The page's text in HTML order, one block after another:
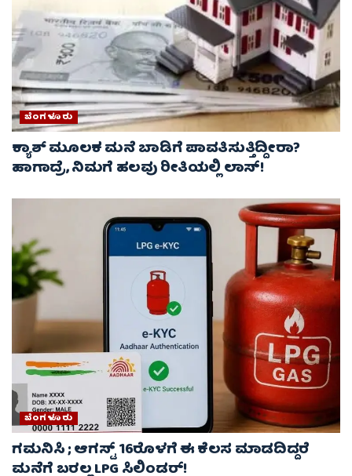
ಬೆಂಗಳೂರು
ಕ್ಯಾಶ್ ಮೂಲಕ ಮನೆ ಬಾಡಿಗೆ ಪಾವತಿಸುತ್ತಿದ್ದೀರಾ?
ಹಾಗಾದ್ರೆ, ನಿಮಗೆ ಹಲವು ರೀತಿಯಲ್ಲಿ ಲಾಸ್!
ಬೆಂಗಳೂರು
ಗಮನಿಸಿ ; ಆಗಸ್ಟ್ 16ರೊಳಗೆ ಈ ಕೆಲಸ ಮಾಡದಿದ್ದರೆ
ಮನೆಗೆ ಬರಲ್ಲ LPG ಸಿಲಿಂಡರ್!